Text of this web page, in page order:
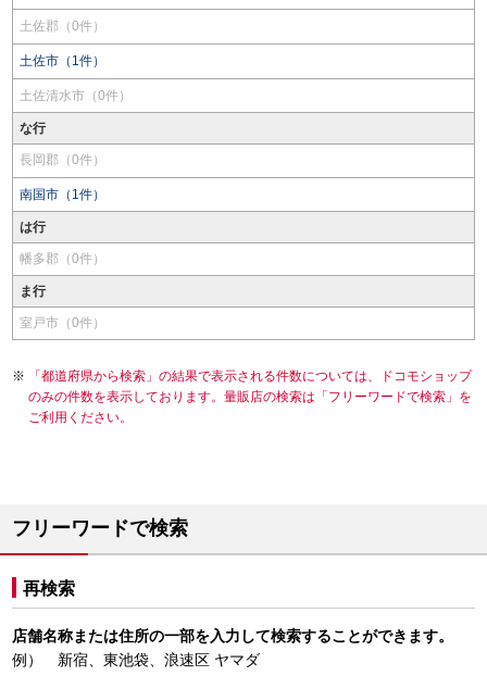
土佐郡（0件）
土佐市（1件）
土佐清水市（0件）
な行
長岡郡（0件）
南国市（1件）
は行
幡多郡（0件）
ま行
室戸市（0件）
「都道府県から検索」の結果で表示される件数については、ドコモショップ
のみの件数を表示しております。量販店の検索は「フリーワードで検索」を
ご利用ください。
フリーワードで検索
再検索
店舗名称または住所の一部を入力して検索することができます。
例） 新宿、東池袋、浪速区 ヤマダ